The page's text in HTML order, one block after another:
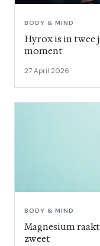
BODY & MIND
Hyrox is in twee
moment
27 April 2026
BODY & MIND
Magnesium
zweet